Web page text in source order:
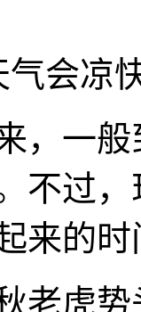
气会凉
，一
不过
来的
老虎